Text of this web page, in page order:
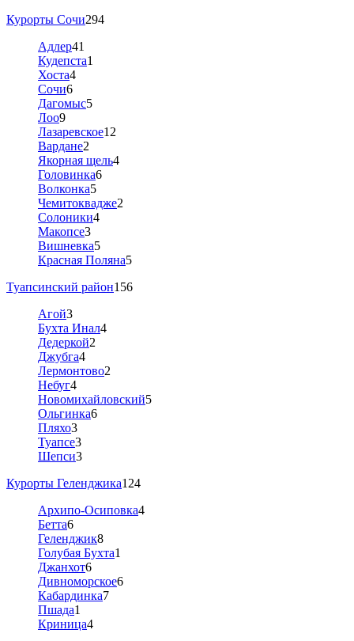
Курорты Сочи294
Адлер41
Кудепста1
Хоста4
Сочи6
Дагомыс5
Лоо9
Лазаревское12
Вардане2
Якорная щель4
Головинка6
Волконка5
Чемитоквадже2
Солоники4
Макопсе3
Вишневка5
Красная Поляна5
Туапсинский район156
Агой3
Бухта Инал4
Дедеркой2
Джубга4
Лермонтово2
Небуг4
Новомихайловский5
Ольгинка6
Пляхо3
Туапсе3
Шепси3
Курорты Геленджика124
Архипо-Осиповка4
Бетта6
Геленджик8
Голубая Бухта1
Джанхот6
Дивноморское6
Кабардинка7
Пшада1
Криница4